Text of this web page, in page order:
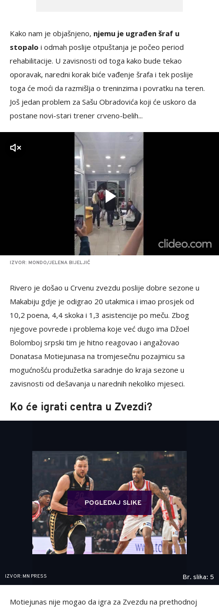
Kako nam je objašnjeno, njemu je ugrađen šraf u
stopalo i odmah poslije otpuštanja je počeo period
rehabilitacije. U zavisnosti od toga kako bude tekao
oporavak, naredni korak biće vađenje šrafa i tek poslije
toga će moći da razmišlja o treninzima i povratku na teren.
Još jedan problem za Sašu Obradovića koji će uskoro da
postane novi-stari trener crveno-belih...
IZVOR: MONDO/JELENA BIJELJIĆ
Rivero je došao u Crvenu zvezdu poslije dobre sezone u
Makabiju gdje je odigrao 20 utakmica i imao prosjek od
10,2 poena, 4,4 skoka i 1,3 asistencije po meču. Zbog
njegove povrede i problema koje već dugo ima Džoel
Bolomboj srpski tim je hitno reagovao i angažovao
Donatasa Motiejunasa na tromjesečnu pozajmicu sa
mogućnošću produžetka saradnje do kraja sezone u
zavisnosti od dešavanja u narednih nekoliko mjeseci.
Ko će igrati centra u Zvezdi?
POGLEDAJ SLIKE
IZVOR: MN PRESS Br. slika: 5
Motiejunas nije mogao da igra za Zvezdu na prethodnoj